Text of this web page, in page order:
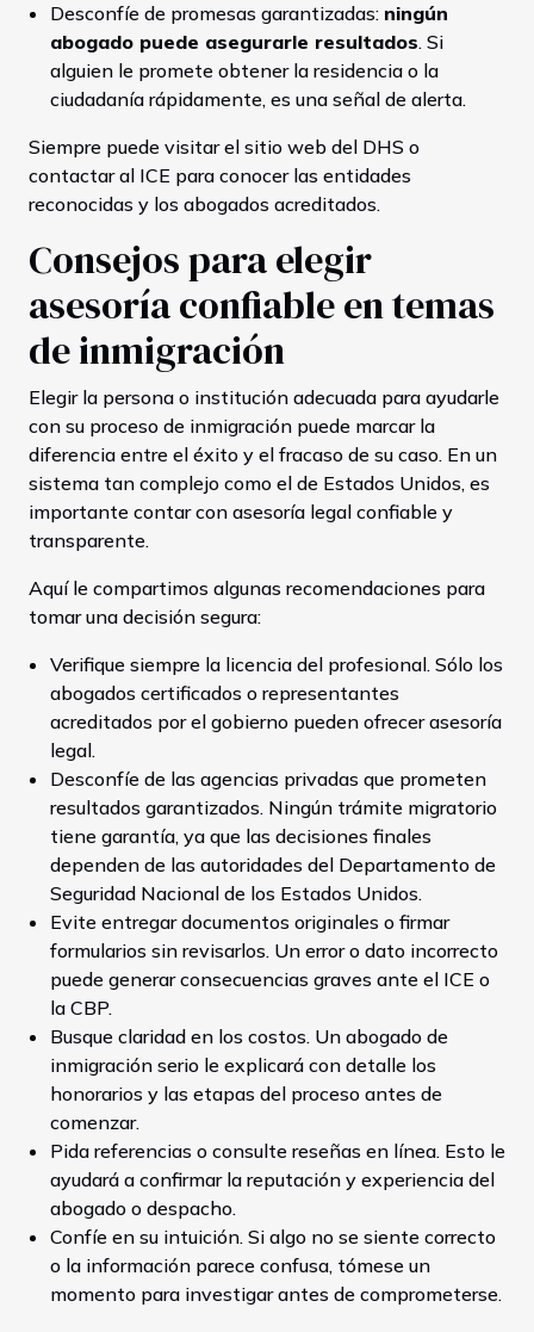
Desconfíe de promesas garantizadas: ningún
abogado puede asegurarle resultados. Si
alguien le promete obtener la residencia o la
ciudadanía rápidamente, es una señal de alerta.
Siempre puede visitar el sitio web del DHS o
contactar al ICE para conocer las entidades
reconocidas y los abogados acreditados.
Consejos para elegir
asesoría confiable en temas
de inmigración
Elegir la persona o institución adecuada para ayudarle
con su proceso de inmigración puede marcar la
diferencia entre el éxito y el fracaso de su caso. En un
sistema tan complejo como el de Estados Unidos, es
importante contar con asesoría legal confiable y
transparente.
Aquí le compartimos algunas recomendaciones para
tomar una decisión segura:
Verifique siempre la licencia del profesional. Sólo los
abogados certificados o representantes
acreditados por el gobierno pueden ofrecer asesoría
legal.
Desconfíe de las agencias privadas que prometen
resultados garantizados. Ningún trámite migratorio
tiene garantía, ya que las decisiones finales
dependen de las autoridades del Departamento de
Seguridad Nacional de los Estados Unidos.
Evite entregar documentos originales o firmar
formularios sin revisarlos. Un error o dato incorrecto
puede generar consecuencias graves ante el ICE o
la CBP.
Busque claridad en los costos. Un abogado de
inmigración serio le explicará con detalle los
honorarios y las etapas del proceso antes de
comenzar.
Pida referencias o consulte reseñas en línea. Esto le
ayudará a confirmar la reputación y experiencia del
abogado o despacho.
Confíe en su intuición. Si algo no se siente correcto
o la información parece confusa, tómese un
momento para investigar antes de comprometerse.